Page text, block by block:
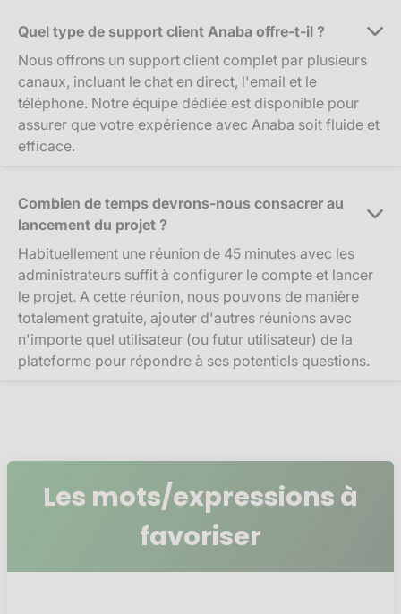
Quel type de support client Anaba offre-t-il ?
Nous offrons un support client complet par plusieurs
canaux, incluant le chat en direct, l'email et le
téléphone. Notre équipe dédiée est disponible pour
assurer que votre expérience avec Anaba soit fluide et
efficace.
Combien de temps devrons-nous consacrer au
lancement du projet ?
Habituellement une réunion de 45 minutes avec les
administrateurs suffit à configurer le compte et lancer
le projet. A cette réunion, nous pouvons de manière
totalement gratuite, ajouter d'autres réunions avec
n'importe quel utilisateur (ou futur utilisateur) de la
plateforme pour répondre à ses potentiels questions.
Les mots/expressions à
favoriser